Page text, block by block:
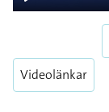
Play
Videolänkar